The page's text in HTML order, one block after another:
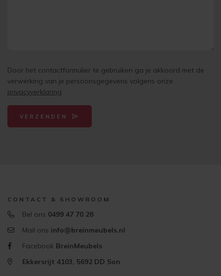
Door het contactformulier te gebruiken ga je akkoord met de
verwerking van je persoonsgegevens volgens onze
privacyverklaring
VERZENDEN
CONTACT & SHOWROOM
Bel ons 0499 47 70 28
Mail ons info@breinmeubels.nl
Facebook BreinMeubels
Ekkersrijt 4103, 5692 DD Son